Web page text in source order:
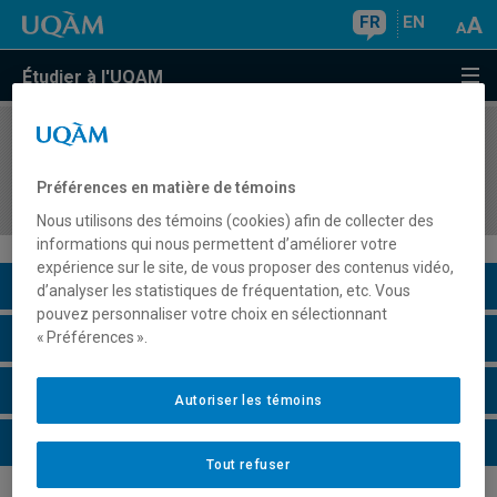
FR EN
Étudier à l'UQAM
COURS//
au secondaire
Description du cours
Horaire - Été 2026
Horaire - Automne 2026
Horaire - Hiver 2027
Préférences en matière de témoins
Nous utilisons des témoins (cookies) afin de collecter des
informations qui nous permettent d’améliorer votre
expérience sur le site, de vous proposer des contenus vidéo,
d’analyser les statistiques de fréquentation, etc. Vous
pouvez personnaliser votre choix en sélectionnant
« Préférences ».
Tout refuser
Autoriser les témoins